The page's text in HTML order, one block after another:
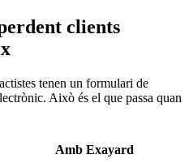
clients
tenen un formulari de
Això és el que passa quan
Amb Exayard